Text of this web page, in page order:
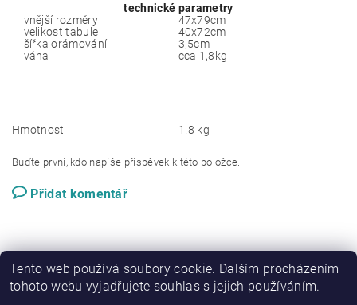
technické parametry
vnější rozměry
47x79cm
velikost tabule
40x72cm
šířka orámování
3,5cm
váha
cca 1,8kg
Hmotnost 1.8 kg
Buďte první, kdo napíše příspěvek k této položce.
Přidat komentář
Tento web používá soubory cookie. Dalším procházením
tohoto webu vyjadřujete souhlas s jejich používáním.